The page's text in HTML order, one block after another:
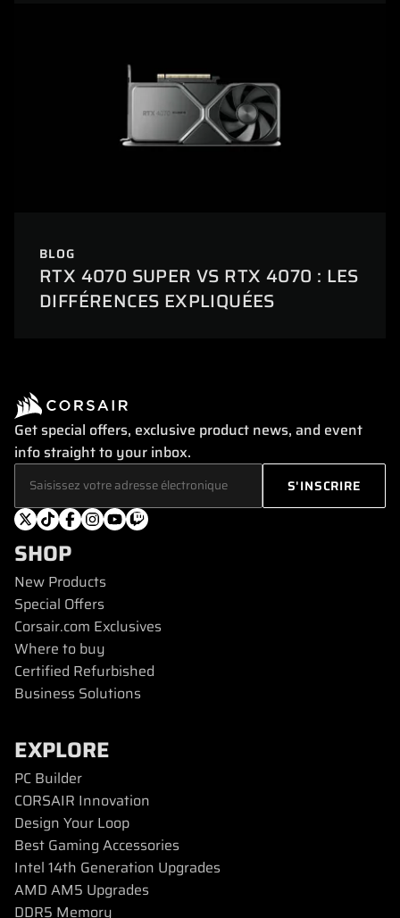
BLOG
RTX 4070 SUPER VS RTX 4070 : LES
DIFFÉRENCES EXPLIQUÉES
Get special offers, exclusive product news, and event
info straight to your inbox.
SHOP
New Products
Special Offers
Corsair.com Exclusives
Where to buy
Certified Refurbished
Business Solutions
EXPLORE
PC Builder
CORSAIR Innovation
Design Your Loop
Best Gaming Accessories
Intel 14th Generation Upgrades
AMD AM5 Upgrades
DDR5 Memory